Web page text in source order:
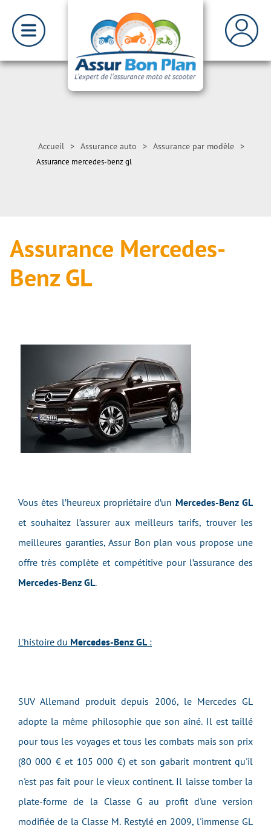
Accueil > Assurance auto > Assurance par modèle >
Assurance mercedes-benz gl
Assurance Mercedes-
Benz GL
Vous êtes l’heureux propriétaire d’un Mercedes-Benz GL
et souhaitez l’assurer aux meilleurs tarifs, trouver les
meilleures garanties, Assur Bon plan vous propose une
offre très complète et compétitive pour l’assurance des
Mercedes-Benz GL.
L'histoire du Mercedes-Benz GL :
SUV Allemand produit depuis 2006, le Mercedes GL
adopte la même philosophie que son aîné. Il est taillé
pour tous les voyages et tous les combats mais son prix
(80 000 € et 105 000 €) et son gabarit montrent qu'il
n'est pas fait pour le vieux continent. Il laisse tomber la
plate-forme de la Classe G au profit d'une version
modifiée de la Classe M. Restylé en 2009, l'immense GL